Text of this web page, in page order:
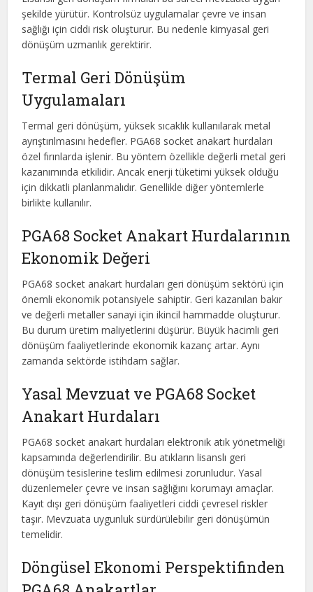
şekilde yürütür. Kontrolsüz uygulamalar çevre ve insan
sağlığı için ciddi risk oluşturur. Bu nedenle kimyasal geri
dönüşüm uzmanlık gerektirir.
Termal Geri Dönüşüm
Uygulamaları
Termal geri dönüşüm, yüksek sıcaklık kullanılarak metal
ayrıştırılmasını hedefler. PGA68 socket anakart hurdaları
özel fırınlarda işlenir. Bu yöntem özellikle değerli metal geri
kazanımında etkilidir. Ancak enerji tüketimi yüksek olduğu
için dikkatli planlanmalıdır. Genellikle diğer yöntemlerle
birlikte kullanılır.
PGA68 Socket Anakart Hurdalarının
Ekonomik Değeri
PGA68 socket anakart hurdaları geri dönüşüm sektörü için
önemli ekonomik potansiyele sahiptir. Geri kazanılan bakır
ve değerli metaller sanayi için ikincil hammadde oluşturur.
Bu durum üretim maliyetlerini düşürür. Büyük hacimli geri
dönüşüm faaliyetlerinde ekonomik kazanç artar. Aynı
zamanda sektörde istihdam sağlar.
Yasal Mevzuat ve PGA68 Socket
Anakart Hurdaları
PGA68 socket anakart hurdaları elektronik atık yönetmeliği
kapsamında değerlendirilir. Bu atıkların lisanslı geri
dönüşüm tesislerine teslim edilmesi zorunludur. Yasal
düzenlemeler çevre ve insan sağlığını korumayı amaçlar.
Kayıt dışı geri dönüşüm faaliyetleri ciddi çevresel riskler
taşır. Mevzuata uygunluk sürdürülebilir geri dönüşümün
temelidir.
Döngüsel Ekonomi Perspektifinden